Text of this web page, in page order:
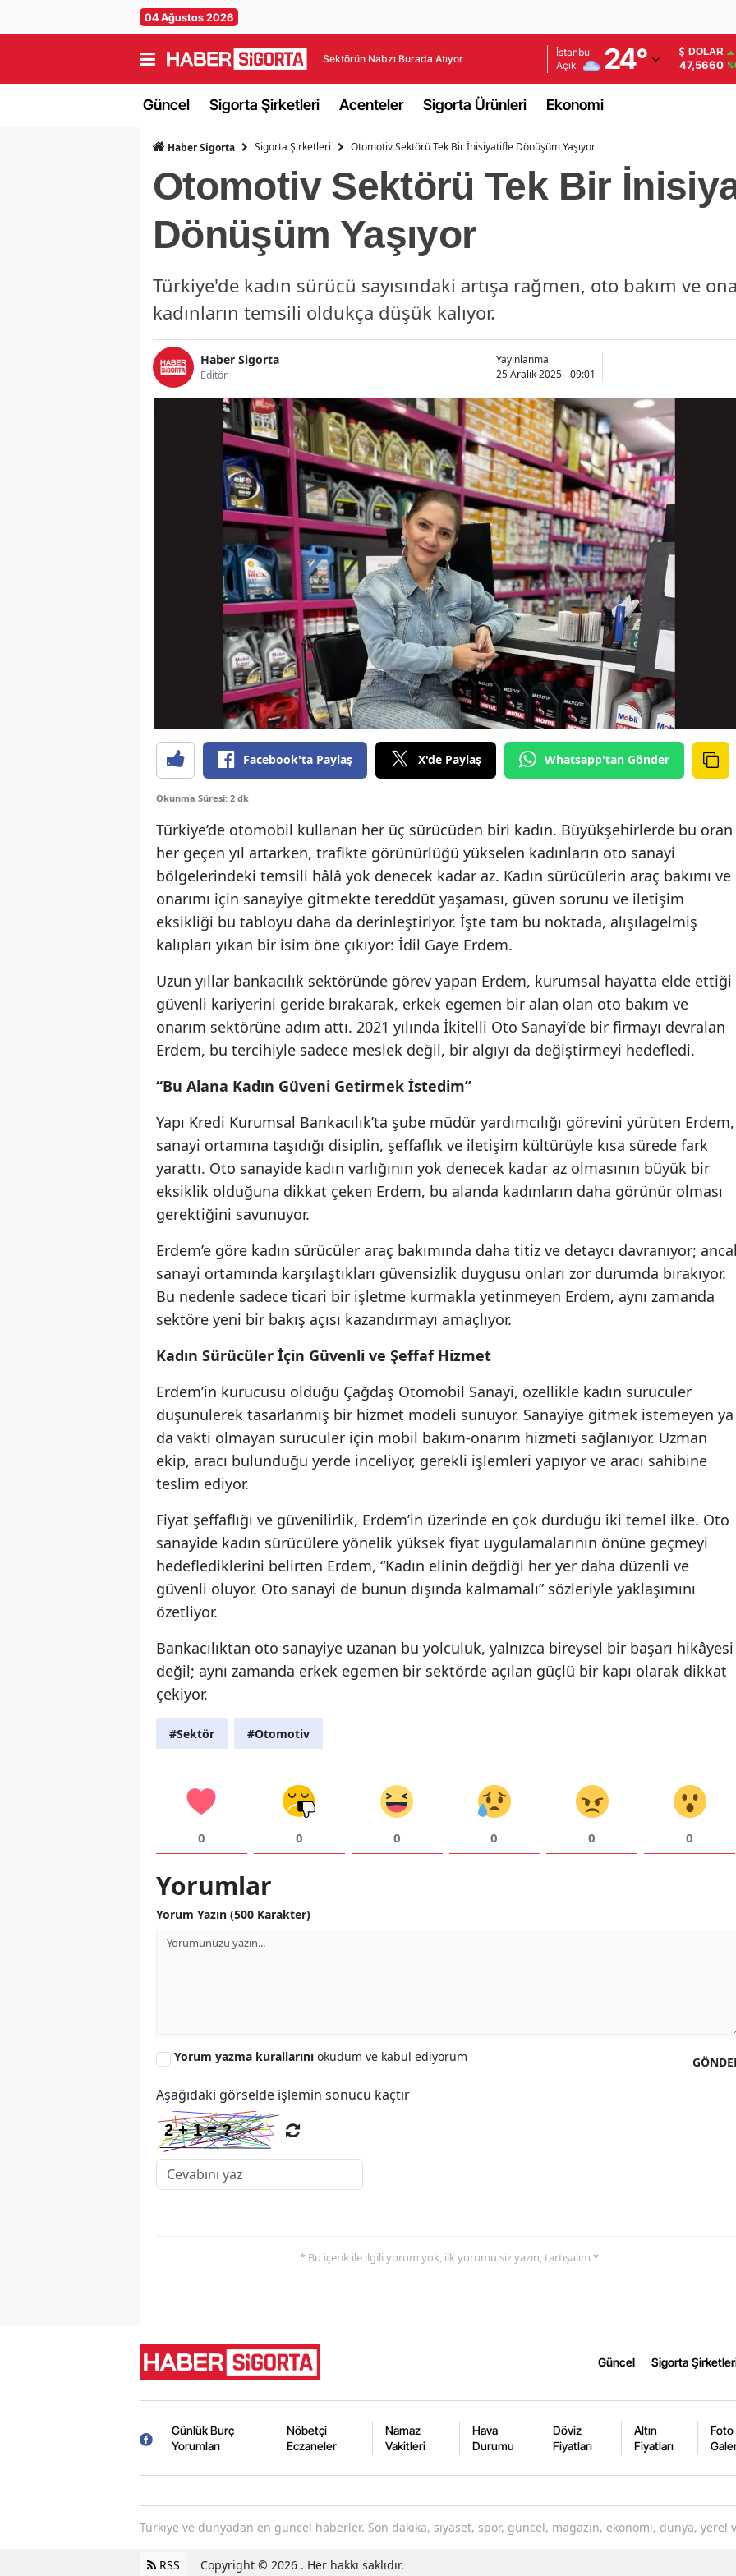
04 Ağustos 2026
Sektörün Nabzı Burada Atıyor
İstanbul
Açık
24°
Adana
Adıyaman
Afyonkarahisar
Ağrı
Amasya
Artvin
Balıkesir
Bilecik
Bingöl
Bitlis
Bolu
Burdur
Bursa
Çanakkale
Çankırı
Çorum
Denizli
Diyarbakır
Edirne
Erzincan
Erzurum
Gaziantep
Gümüşhane
Hakkari
Hatay
Mersin
İstanbul
İzmir
Kastamonu
Kayseri
Kocaeli
Konya
Kütahya
Manisa
Kahramanmaraş
Mardin
Muş
Rize
Sakarya
Karaman
Kırıkkale
Batman
Şırnak
Bartın
DOLAR
47,5660
Güncel Sigorta Şirketleri Acenteler Sigorta Ürünleri Ekonomi
Haber Sigorta Sigorta Şirketleri Otomotiv Sektörü Tek Bir İnisiyatifle Dönüşüm Yaşıyor
Otomotiv Sektörü Tek Bir
Dönüşüm Yaşıyor
Türkiye'de kadın sürücü sayısındaki artışa rağmen, oto bakım ve
kadınların temsili oldukça düşük kalıyor.
Haber Sigorta
Editör
Yayınlanma
25 Aralık 2025 - 09:01
Facebook'ta Paylaş X'de Paylaş Whatsapp'tan Gönder
Okunma Süresi: 2 dk
Türkiye’de otomobil kullanan her üç sürücüden biri kadın. Büyükşehirlerde bu oran
her geçen yıl artarken, trafikte görünürlüğü yükselen kadınların oto sanayi
bölgelerindeki temsili hâlâ yok denecek kadar az. Kadın sürücülerin araç bakımı ve
onarımı için sanayiye gitmekte tereddüt yaşaması, güven sorunu ve iletişim
eksikliği bu tabloyu daha da derinleştiriyor. İşte tam bu noktada, alışılagelmiş
kalıpları yıkan bir isim öne çıkıyor: İdil Gaye Erdem.
Uzun yıllar bankacılık sektöründe görev yapan Erdem, kurumsal hayatta elde ettiği
güvenli kariyerini geride bırakarak, erkek egemen bir alan olan oto bakım ve
onarım sektörüne adım attı. 2021 yılında İkitelli Oto Sanayi’de bir firmayı devralan
Erdem, bu tercihiyle sadece meslek değil, bir algıyı da değiştirmeyi hedefledi.
“Bu Alana Kadın Güveni Getirmek İstedim”
Yapı Kredi Kurumsal Bankacılık’ta şube müdür yardımcılığı görevini yürüten Erdem,
sanayi ortamına taşıdığı disiplin, şeffaflık ve iletişim kültürüyle kısa sürede fark
yarattı. Oto sanayide kadın varlığının yok denecek kadar az olmasının büyük bir
eksiklik olduğuna dikkat çeken Erdem, bu alanda kadınların daha görünür olması
gerektiğini savunuyor.
Erdem’e göre kadın sürücüler araç bakımında daha titiz ve detaycı davranıyor;
sanayi ortamında karşılaştıkları güvensizlik duygusu onları zor durumda bırakıyor.
Bu nedenle sadece ticari bir işletme kurmakla yetinmeyen Erdem, aynı zamanda
sektöre yeni bir bakış açısı kazandırmayı amaçlıyor.
Kadın Sürücüler İçin Güvenli ve Şeffaf Hizmet
Erdem’in kurucusu olduğu Çağdaş Otomobil Sanayi, özellikle kadın sürücüler
düşünülerek tasarlanmış bir hizmet modeli sunuyor. Sanayiye gitmek istemeyen ya
da vakti olmayan sürücüler için mobil bakım-onarım hizmeti sağlanıyor. Uzman
ekip, aracı bulunduğu yerde inceliyor, gerekli işlemleri yapıyor ve aracı sahibine
teslim ediyor.
Fiyat şeffaflığı ve güvenilirlik, Erdem’in üzerinde en çok durduğu iki temel ilke. Oto
sanayide kadın sürücülere yönelik yüksek fiyat uygulamalarının önüne geçmeyi
hedeflediklerini belirten Erdem, “Kadın elinin değdiği her yer daha düzenli ve
güvenli oluyor. Oto sanayi de bunun dışında kalmamalı” sözleriyle yaklaşımını
özetliyor.
Bankacılıktan oto sanayiye uzanan bu yolculuk, yalnızca bireysel bir başarı hikâyesi
değil; aynı zamanda erkek egemen bir sektörde açılan güçlü bir kapı olarak dikkat
çekiyor.
#Sektör #Otomotiv
0 0 0 0 0 0
Yorumlar
Yorum Yazın (500 Karakter)
Yorum yazma kurallarını okudum ve kabul ediyorum
Aşağıdaki görselde işlemin sonucu kaçtır
* Bu içerik ile ilgili yorum yok, ilk yorumu siz yazın, tartışalım *
Güncel Sigorta
Günlük Burç
Yorumları
Nöbetçi
Eczaneler
Namaz
Vakitleri
Hava
Durumu
Döviz
Fiyatları
Altın
Fiyatları
Foto
Türkiye ve dünyadan en güncel haberler. Son dakika, siyaset, spor, güncel, magazin, ekonomi, dünya, yerel
RSS Copyright © 2026 . Her hakkı saklıdır.